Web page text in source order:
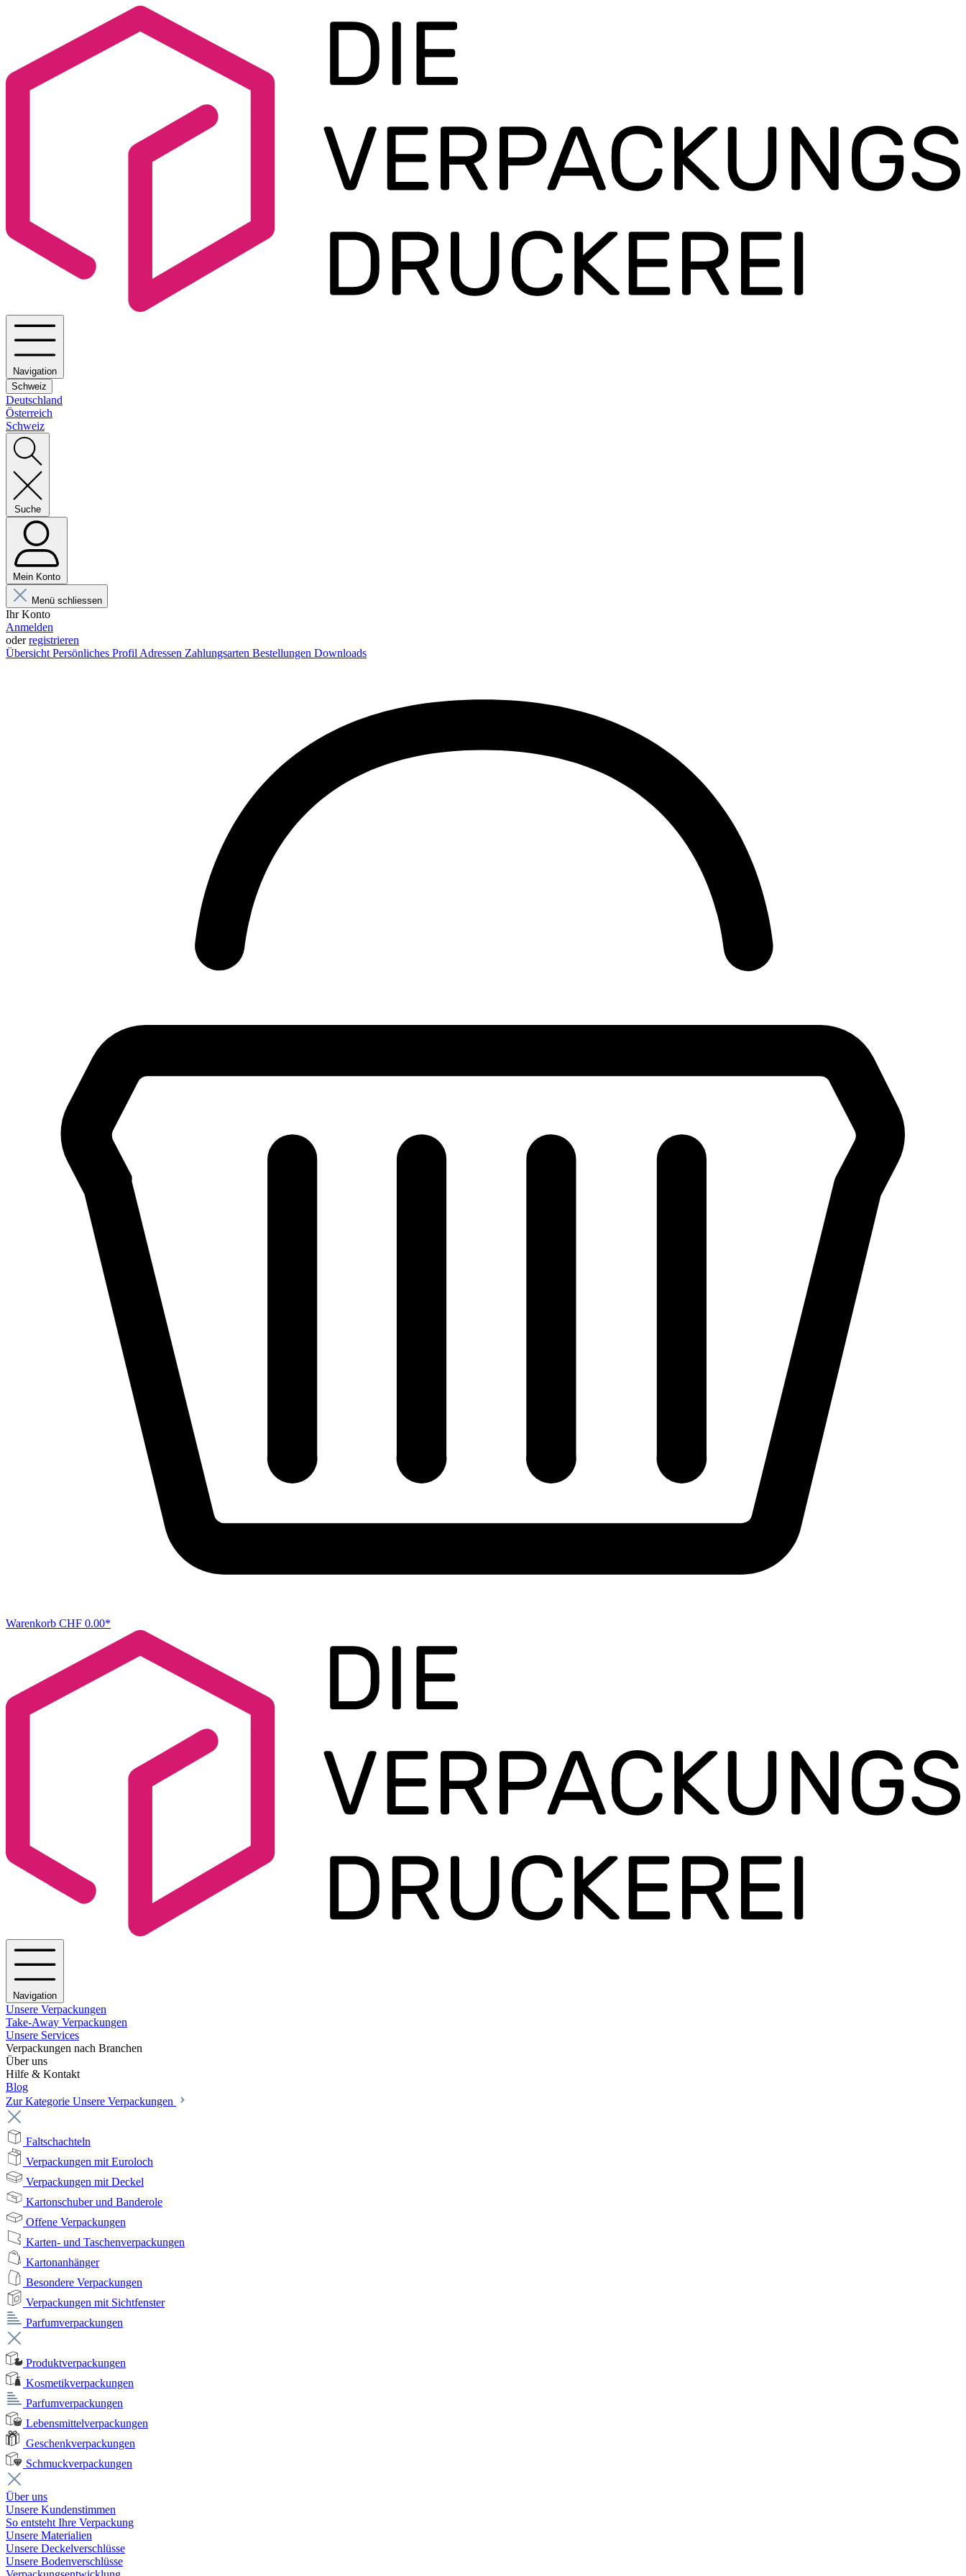
Navigation
Schweiz
Deutschland
Österreich
Schweiz
Suche
Mein Konto
Menü schliessen
Ihr Konto
Anmelden
oderregistrieren
Übersicht Persönliches Profil Adressen Zahlungsarten Bestellungen Downloads
Warenkorb CHF 0.00*
Navigation
Unsere Verpackungen
Take-Away Verpackungen
Unsere Services
Verpackungen nach Branchen
Über uns
Hilfe & Kontakt
Blog
Zur Kategorie Unsere Verpackungen
Faltschachteln
Verpackungen mit Euroloch
Verpackungen mit Deckel
Kartonschuber und Banderole
Offene Verpackungen
Karten- und Taschenverpackungen
Kartonanhänger
Besondere Verpackungen
Verpackungen mit Sichtfenster
Parfumverpackungen
Produktverpackungen
Kosmetikverpackungen
Parfumverpackungen
Lebensmittelverpackungen
Geschenkverpackungen
Schmuckverpackungen
Über uns
Unsere Kundenstimmen
So entsteht Ihre Verpackung
Unsere Materialien
Unsere Deckelverschlüsse
Unsere Bodenverschlüsse